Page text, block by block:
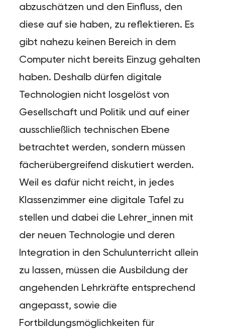
abzuschätzen und den Einfluss, den
diese auf sie haben, zu reflektieren. Es
gibt nahezu keinen Bereich in dem
Computer nicht bereits Einzug gehalten
haben. Deshalb dürfen digitale
Technologien nicht losgelöst von
Gesellschaft und Politik und auf einer
ausschließlich technischen Ebene
betrachtet werden, sondern müssen
fächerübergreifend diskutiert werden.
Weil es dafür nicht reicht, in jedes
Klassenzimmer eine digitale Tafel zu
stellen und dabei die Lehrer_innen mit
der neuen Technologie und deren
Integration in den Schulunterricht allein
zu lassen, müssen die Ausbildung der
angehenden Lehrkräfte entsprechend
angepasst, sowie die
Fortbildungsmöglichkeiten für